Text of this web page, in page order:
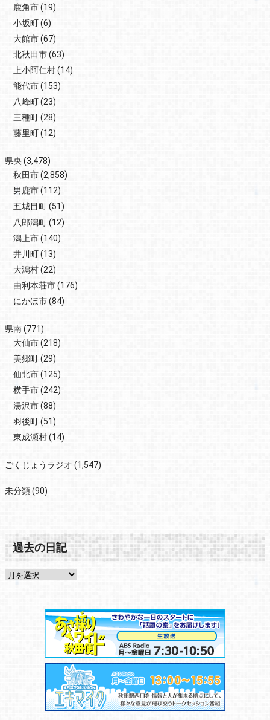
鹿角市(19)
小坂町(6)
大館市(67)
北秋田市(63)
上小阿仁村(14)
能代市(153)
八峰町(23)
三種町(28)
藤里町(12)
県央(3,478)
秋田市(2,858)
男鹿市(112)
五城目町(51)
八郎潟町(12)
潟上市(140)
井川町(13)
大潟村(22)
由利本荘市(176)
にかほ市(84)
県南(771)
大仙市(218)
美郷町(29)
仙北市(125)
横手市(242)
湯沢市(88)
羽後町(51)
東成瀬村(14)
ごくじょうラジオ (1,547)
未分類(90)
過去の日記